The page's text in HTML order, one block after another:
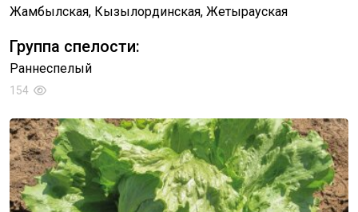
Жамбылская, Кызылординская, Жетырауская
Группа спелости:
Раннеспелый
154